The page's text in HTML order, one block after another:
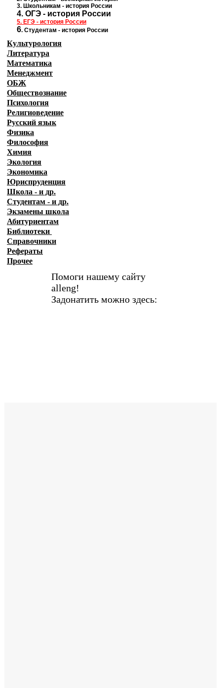
3. Школьникам - история России
4. ОГЭ - история России
5. ЕГЭ - история России
6. Студентам - история России
Культурология
Литература
Математика
Менеджмент
ОБЖ
Обществознание
Психология
Религиоведение
Русский язык
Физика
Философия
Химия
Экология
Экономика
Юриспруденция
Школа - и др.
Студентам - и др.
Экзамены школа
Абитуриентам
Библиотеки
Справочники
Рефераты
Прочее
Помоги нашему сайту
alleng!
Задонатить можно здесь: